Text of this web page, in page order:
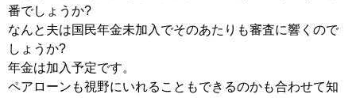
番でしょうか?
なんと夫は国民年金未加入でそのあたりも審査に響くので
しょうか?
年金は加入予定です。
ペアローンも視野にいれることもできるのかも合わせて知